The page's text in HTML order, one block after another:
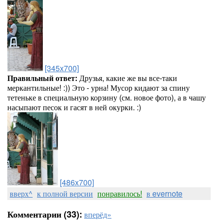
[345x700]
Правильный ответ: Друзья, какие же вы все-таки
меркантильные! :)) Это - урна! Мусор кидают за спину
тетеньке в специальную корзину (см. новое фото), а в чашу
насыпают песок и гасят в ней окурки. :)
[486x700]
вверх^ к полной версии понравилось! в evernote
Комментарии (33): вперёд»